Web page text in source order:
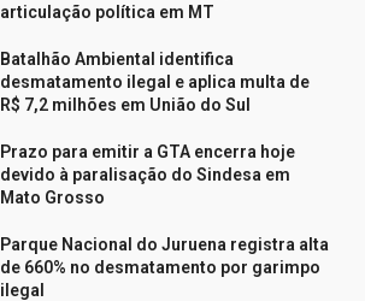
articulação política em MT
Batalhão Ambiental identifica
desmatamento ilegal e aplica multa de
R$ 7,2 milhões em União do Sul
Prazo para emitir a GTA encerra hoje
devido à paralisação do Sindesa em
Mato Grosso
Parque Nacional do Juruena registra alta
de 660% no desmatamento por garimpo
ilegal